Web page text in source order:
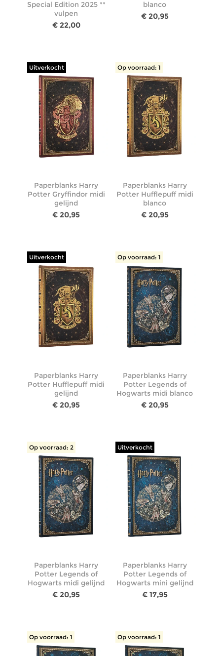
Special Edition 2025 **
vulpen
€ 22,00
blanco
€ 20,95
Uitverkocht
Paperblanks Harry
Potter Gryffindor midi
gelijnd
€ 20,95
Op voorraad: 1
Paperblanks Harry
Potter Hufflepuff midi
blanco
€ 20,95
Uitverkocht
Paperblanks Harry
Potter Hufflepuff midi
gelijnd
€ 20,95
Op voorraad: 1
Paperblanks Harry
Potter Legends of
Hogwarts midi blanco
€ 20,95
Op voorraad: 2
Paperblanks Harry
Potter Legends of
Hogwarts midi gelijnd
€ 20,95
Uitverkocht
Paperblanks Harry
Potter Legends of
Hogwarts mini gelijnd
€ 17,95
Op voorraad: 1 Op voorraad: 1